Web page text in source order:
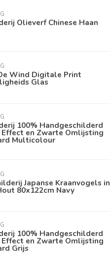
Olieverf Chinese Haan
Wind Digitale Print
Glas
100% Handgeschilderd
en Zwarte Omlijsting
Multicolour
Japanse Kraanvogels in
80x122cm Navy
100% Handgeschilderd
en Zwarte Omlijsting
Grijs